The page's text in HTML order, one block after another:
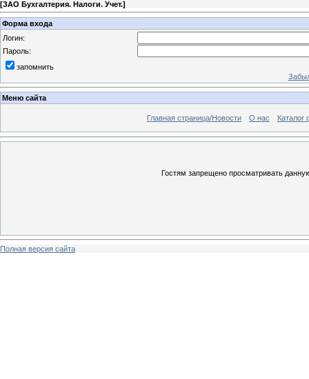
[ЗАО Бухгалтерия. Налоги. Учет.]
Форма входа
Логин:
Пароль:
запомнить
Меню сайта
Главная страница/Новости О нас Каталог
Гостям запрещено просматривать
Полная версия сайта